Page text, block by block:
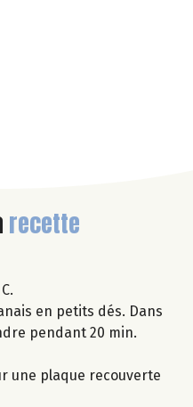
recette
en petits dés. Dans
pendant 20 min.
une plaque recouverte